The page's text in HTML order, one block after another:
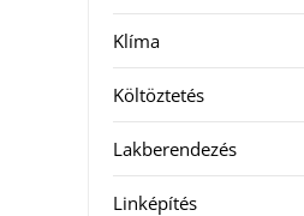
Klíma
Költöztetés
Lakberendezés
Linképítés